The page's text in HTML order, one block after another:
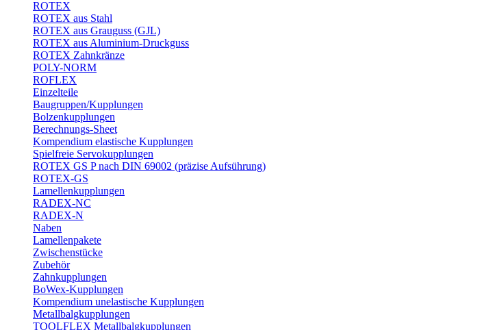
ROTEX
ROTEX aus Stahl
ROTEX aus Grauguss (GJL)
ROTEX aus Aluminium-Druckguss
ROTEX Zahnkränze
POLY-NORM
ROFLEX
Einzelteile
Baugruppen/Kupplungen
Bolzenkupplungen
Berechnungs-Sheet
Kompendium elastische Kupplungen
Spielfreie Servokupplungen
ROTEX GS P nach DIN 69002 (präzise Aufsührung)
ROTEX-GS
Lamellenkupplungen
RADEX-NC
RADEX-N
Naben
Lamellenpakete
Zwischenstücke
Zubehör
Zahnkupplungen
BoWex-Kupplungen
Kompendium unelastische Kupplungen
Metallbalgkupplungen
TOOLFLEX Metallbalgkupplungen